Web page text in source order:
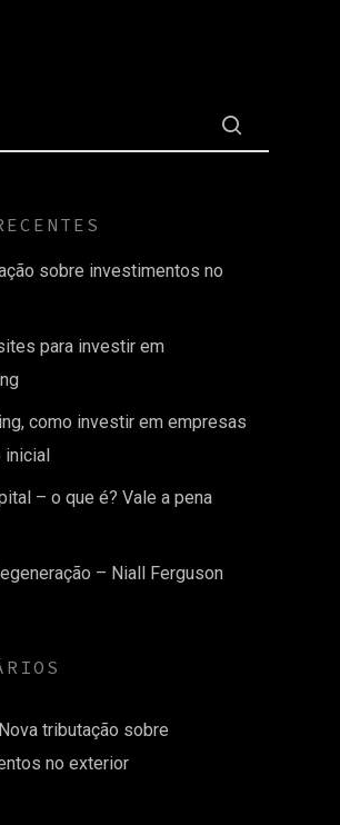
sobre investimentos no
para investir em
como investir em empresas
inicial
– o que é? Vale a pena
– Niall Ferguson
Nova tributação sobre
no exterior